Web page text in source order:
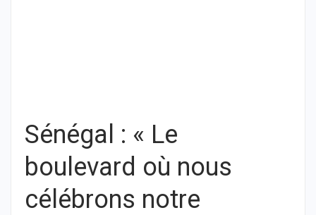
Sénégal : « Le
boulevard où nous
célébrons notre